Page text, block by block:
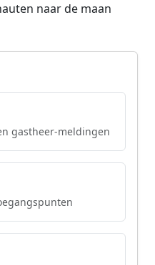
naar de maan
gastheer-meldingen